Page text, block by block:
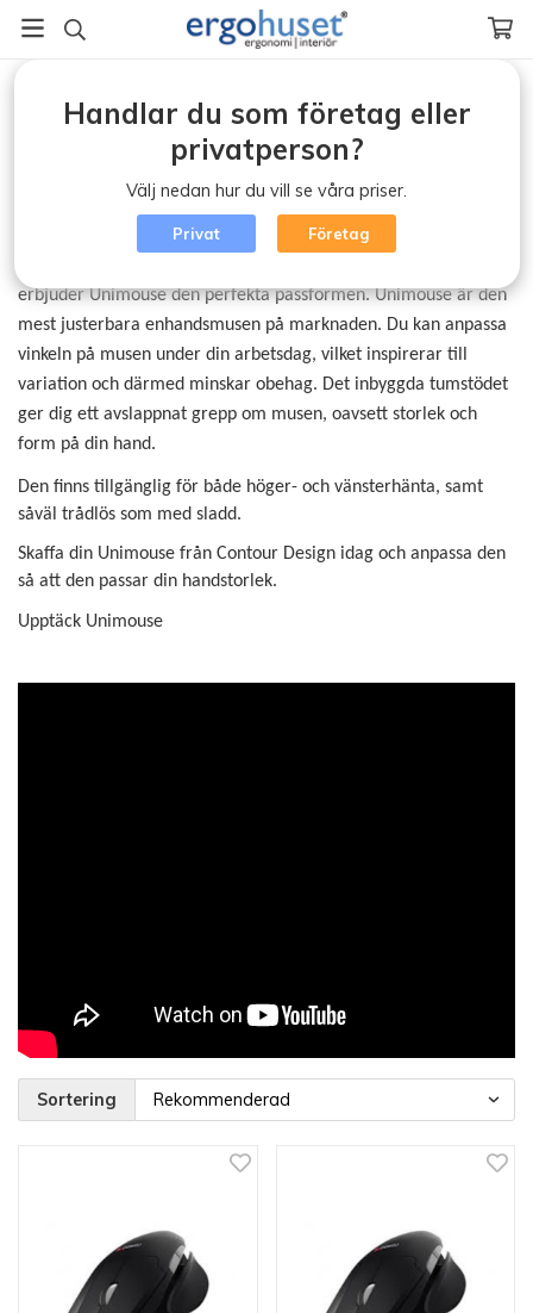
Contour Unimouse
Contour Unimouse: perfekt passform oavsett storlek
och form på handen
erbjuder Unimouse den perfekta passformen. Unimouse är den
mest justerbara enhandsmusen på marknaden. Du kan anpassa
vinkeln på musen under din arbetsdag, vilket inspirerar till
variation och därmed minskar obehag. Det inbyggda tumstödet
ger dig ett avslappnat grepp om musen, oavsett storlek och
form på din hand.
Den finns tillgänglig för både höger- och vänsterhänta, samt
såväl trådlös som med sladd.
Skaffa din Unimouse från Contour Design idag och anpassa den
så att den passar din handstorlek.
Upptäck Unimouse
Sortering
Handlar du som företag eller
privatperson?
Välj nedan hur du vill se våra priser.
Privat Företag